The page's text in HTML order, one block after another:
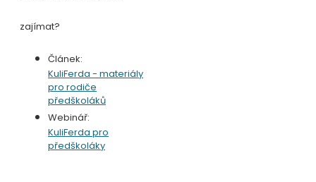
zajímat?
Článek:
KuliFerda - materiály
pro rodiče
předškoláků
Webinář:
KuliFerda pro
předškoláky